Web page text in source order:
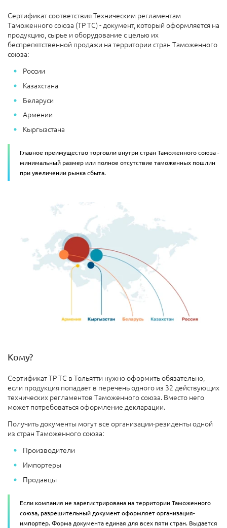
Сертификат соответствия Техническим регламентам
Таможенного союза (ТР ТС) - документ, который оформляется на
продукцию, сырье и оборудование с целью их
беспрепятственной продажи на территории стран Таможенного
союза:
России
Казахстана
Беларуси
Армении
Кыргызстана
Главное преимущество торговли внутри стран Таможенного союза -
минимальный размер или полное отсутствие таможенных пошлин
при увеличении рынка сбыта.
Кому?
Сертификат ТР ТС в Тольятти нужно оформить обязательно,
если продукция попадает в перечень одного из 32 действующих
технических регламентов Таможенного союза. Вместо него
может потребоваться оформление декларации.
Получить документы могут все организации-резиденты одной
из стран Таможенного союза:
Производители
Импортеры
Продавцы
Если компания не зарегистрирована на территории Таможенного
союза, разрешительный документ оформляет организация-
импортер.Форма документа единая для всех пяти стран. Выдается